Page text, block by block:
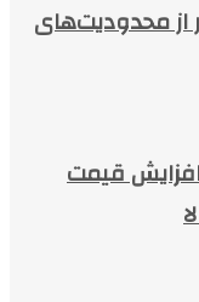
از محدودیت‌های
افزایش قیمت